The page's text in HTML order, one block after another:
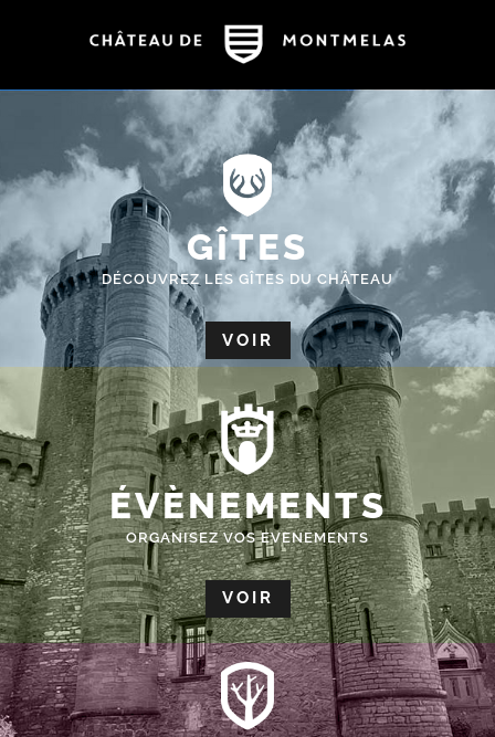
GÎTES
DÉCOUVREZ LES GÎTES DU CHÂTEAU
VOIR
ÉVÈNEMENTS
ORGANISEZ VOS EVENEMENTS
VOIR